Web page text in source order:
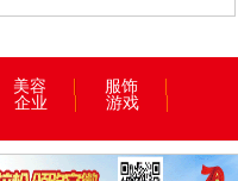
美容
服饰
企业
游戏